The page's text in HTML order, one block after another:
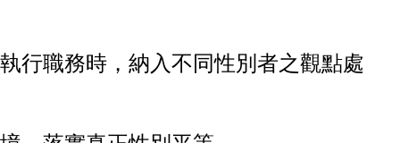
執行職務時，納入不同性別者之觀點處